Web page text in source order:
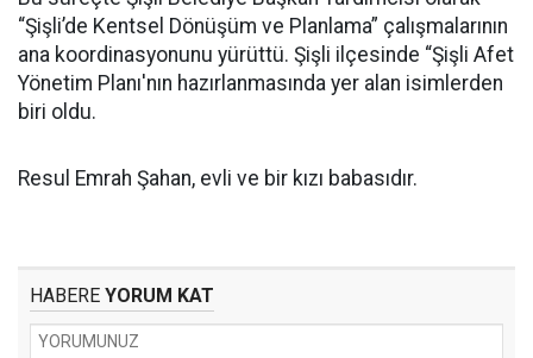
“Şişli’de Kentsel Dönüşüm ve Planlama” çalışmalarının
ana koordinasyonunu yürüttü. Şişli ilçesinde “Şişli Afet
Yönetim Planı'nın hazırlanmasında yer alan isimlerden
biri oldu.
Resul Emrah Şahan, evli ve bir kızı babasıdır.
HABERE YORUM KAT